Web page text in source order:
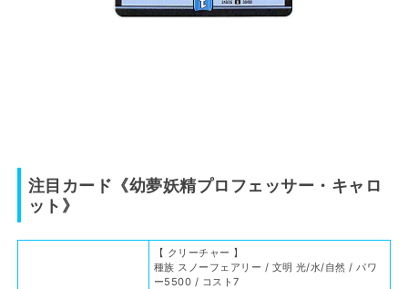
注目カード《幼夢妖精プロフェッサー・キャロ
ット》
【 クリーチャー 】
種族 スノーフェアリー / 文明 光/水/自然 / パワ
ー5500 / コスト7